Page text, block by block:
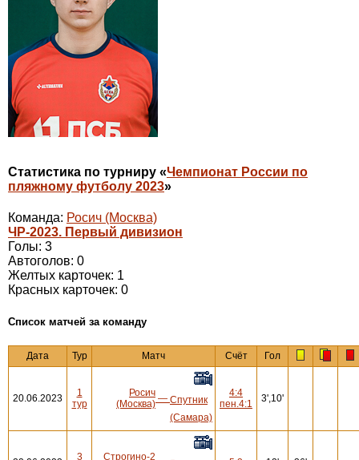
Статистика по турниру «Чемпионат России по
пляжному футболу 2023»
Команда: Росич (Москва)
ЧР-2023. Первый дивизион
Голы: 3
Автоголов: 0
Желтых карточек: 1
Красных карточек: 0
Cписок матчей за команду
Дата Тур Матч Счёт Гол
20.06.2023
1
тур
Росич
(Москва) — Спутник
(Самара)
4:4
пен.4:1
3',10'
3
Строгино-2